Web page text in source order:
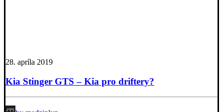
28. apríla 2019
Kia Stinger GTS – Kia pro driftery?